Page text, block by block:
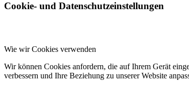
Cookie- und Datenschutzeinstellungen
Wie wir Cookies verwenden
Wir können Cookies anfordern, die auf Ihrem Gerät
verbessern und Ihre Beziehung zu unserer Website